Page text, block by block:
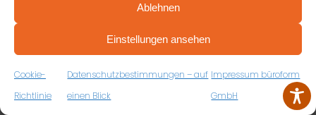
Ablehnen
Einstellungen ansehen
Cookie-
Richtlinie
Datenschutzbestimmungen – auf
einen Blick
Impressum büroform
GmbH
verplante Möbelstücke
VEREINBAREN SIE JETZT IHRE
KOSTENFREIE ERSTBERATUNG
ZUM RÜCKRUFFORMULAR